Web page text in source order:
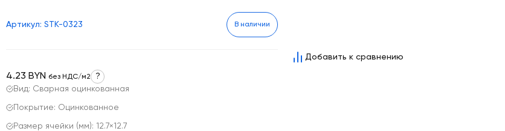
Артикул: STK-0323 В наличии
Вид: Сварная оцинкованная
Покрытие: Оцинкованное
Размер ячейки (мм): 12.7×12.7
4.23 BYN без НДС/м2 ?
Добавить к сравнению